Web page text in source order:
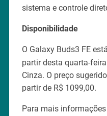
sistema e controle
Disponibilidade
O Galaxy Buds3 FE
partir desta quarta-
Cinza. O preço
partir de R$ 1099,00.
Para mais